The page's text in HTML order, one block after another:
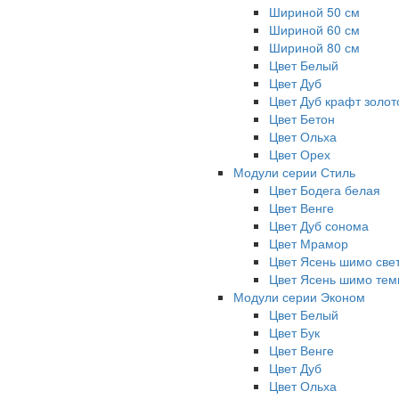
Шириной 50 см
Шириной 60 см
Шириной 80 см
Цвет Белый
Цвет Дуб
Цвет Дуб крафт
Цвет Бетон
Цвет Ольха
Цвет Орех
Модули серии Стиль
Цвет Бодега белая
Цвет Венге
Цвет Дуб сонома
Цвет Мрамор
Цвет Ясень шимо
Цвет Ясень шимо
Модули серии Эконом
Цвет Белый
Цвет Бук
Цвет Венге
Цвет Дуб
Цвет Ольха